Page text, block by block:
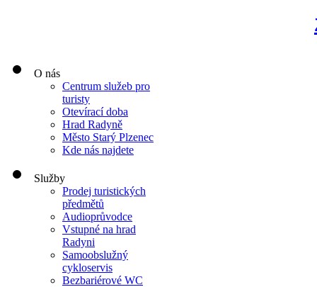
O nás
Centrum služeb pro
turisty
Otevírací doba
Hrad Radyně
Město Starý Plzenec
Kde nás najdete
Služby
Prodej turistických
předmětů
Audioprůvodce
Vstupné na hrad
Radyni
Samoobslužný
cykloservis
Bezbariérové WC